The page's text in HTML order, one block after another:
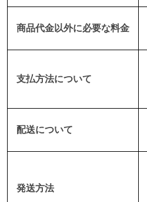
商品代金以外に必要な料金
支払方法について
配送について
発送方法